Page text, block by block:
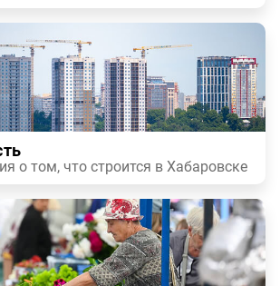
о том, что строится в Хабаровске